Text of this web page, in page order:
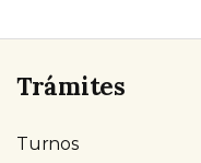
Trámites
Turnos